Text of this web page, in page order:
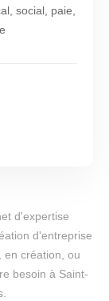
social, paie,
d'expertise
d'entreprise
en création, ou
besoin à Saint-